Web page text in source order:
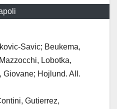
Savic; Beukema,
Lobotka,
Giovane; Hojlund. All.
Gutierrez,